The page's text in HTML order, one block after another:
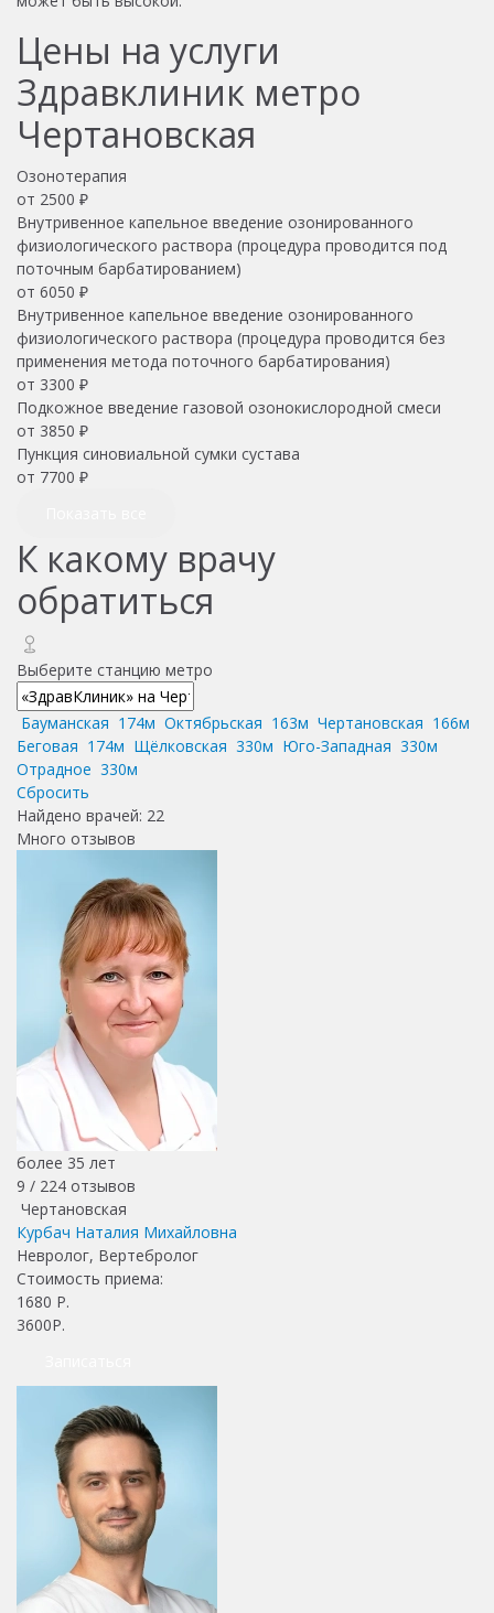
Цены на услуги
Здравклиник метро
Чертановская
Озонотерапия
от 2500 ₽
Внутривенное капельное введение озонированного
физиологического раствора (процедура проводится под
поточным барбатированием)
от 6050 ₽
Внутривенное капельное введение озонированного
физиологического раствора (процедура проводится без
применения метода поточного барбатирования)
от 3300 ₽
Подкожное введение газовой озонокислородной смеси
от 3850 ₽
Пункция синовиальной сумки сустава
от 7700 ₽
К какому врачу
обратиться
Выберите станцию метро
Бауманская 174м Октябрьская 163м Чертановская 166м
Беговая 174м Щёлковская 330м Юго-Западная 330м
Отрадное 330м
Сбросить
Найдено врачей: 22
Много отзывов
более 35 лет
9 / 224 отзывов
Чертановская
Курбач Наталия Михайловна
Невролог, Вертебролог
Стоимость приема:
1680 Р.
3600Р.